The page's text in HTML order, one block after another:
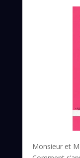
Monsieur et